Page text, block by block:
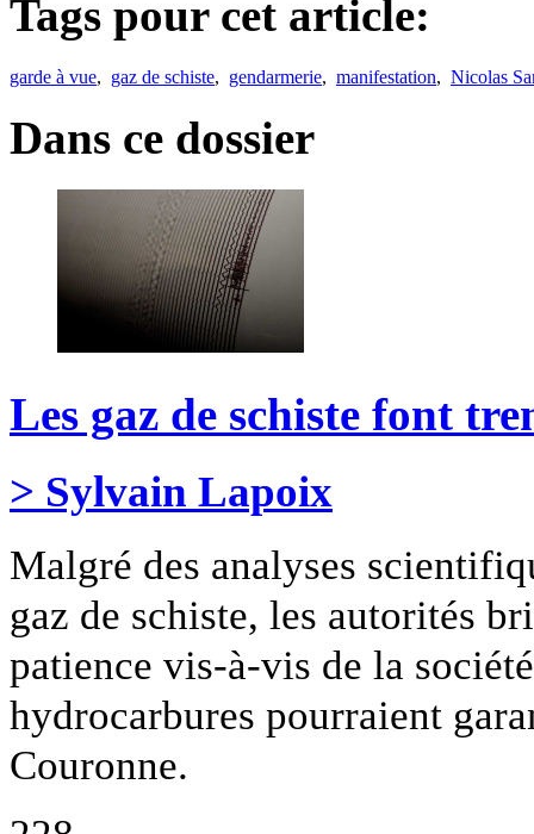
Tags pour cet article:
garde à vue, gaz de schiste, gendarmerie, manifestation, Nicolas
Dans ce dossier
Les gaz de schiste font
> Sylvain Lapoix
Malgré des analyses
gaz de schiste, les autorités
patience vis-à-vis de la
hydrocarbures pourraient
Couronne.